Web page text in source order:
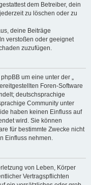
dem Betreiber, dein
zu löschen oder zu
deine Beiträge
verstoßen oder geeignet
zuzufügen.
um eine unter der „
Foren-Software
deutschsprachige
Community unter
haben keinen Einfluss auf
wird. Sie können
für bestimmte Zwecke nicht
Einfluss nehmen.
von Leben, Körper
Vertragspflichten